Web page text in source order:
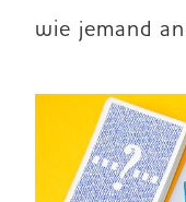
wie jemand